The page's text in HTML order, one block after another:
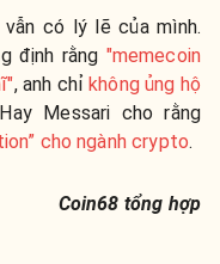
có lý lẽ của mình.
định rằng "memecoin
, anh chỉkhông ủng hộ
Messari cho rằng
cho ngành crypto.
Coin68 tổng hợp